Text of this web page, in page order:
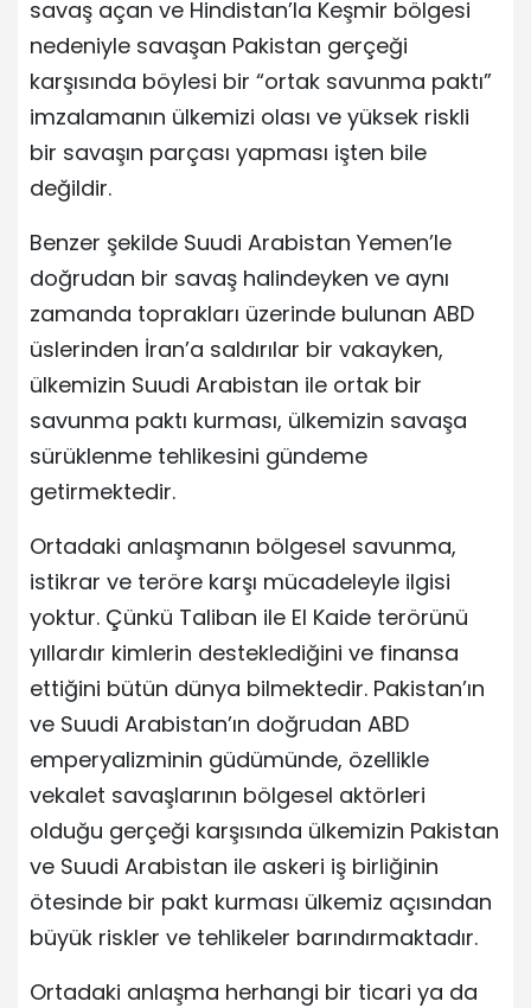
savaş açan ve Hindistan’la Keşmir bölgesi
nedeniyle savaşan Pakistan gerçeği
karşısında böylesi bir “ortak savunma paktı”
imzalamanın ülkemizi olası ve yüksek riskli
bir savaşın parçası yapması işten bile
değildir.
Benzer şekilde Suudi Arabistan Yemen’le
doğrudan bir savaş halindeyken ve aynı
zamanda toprakları üzerinde bulunan ABD
üslerinden İran’a saldırılar bir vakayken,
ülkemizin Suudi Arabistan ile ortak bir
savunma paktı kurması, ülkemizin savaşa
sürüklenme tehlikesini gündeme
getirmektedir.
Ortadaki anlaşmanın bölgesel savunma,
istikrar ve teröre karşı mücadeleyle ilgisi
yoktur. Çünkü Taliban ile El Kaide terörünü
yıllardır kimlerin desteklediğini ve finansa
ettiğini bütün dünya bilmektedir. Pakistan’ın
ve Suudi Arabistan’ın doğrudan ABD
emperyalizminin güdümünde, özellikle
vekalet savaşlarının bölgesel aktörleri
olduğu gerçeği karşısında ülkemizin Pakistan
ve Suudi Arabistan ile askeri iş birliğinin
ötesinde bir pakt kurması ülkemiz açısından
büyük riskler ve tehlikeler barındırmaktadır.
Ortadaki anlaşma herhangi bir ticari ya da